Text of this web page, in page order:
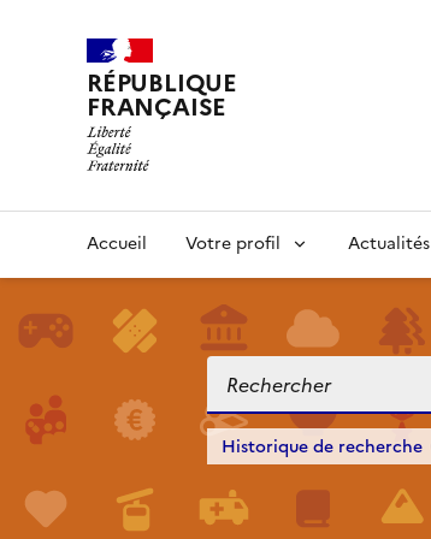
RÉPUBLIQUE
FRANÇAISE
Accueil Votre profil Actualités
Historique de recherche